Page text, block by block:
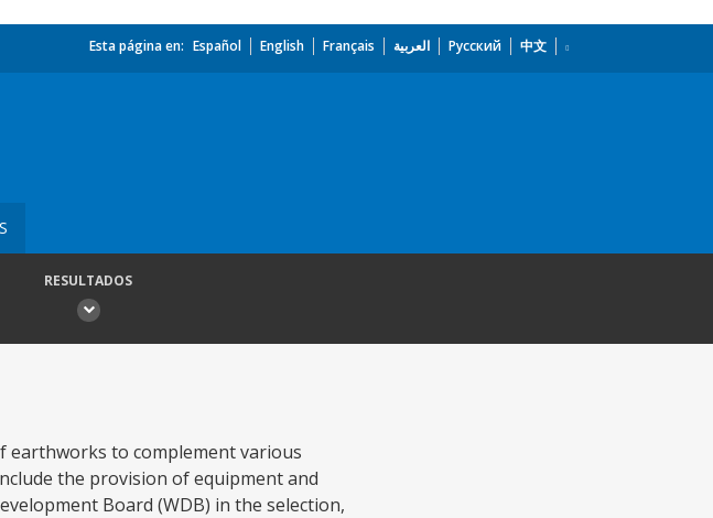
Esta página en: Español English Français العربية Русский 中文
RESULTADOS
earthworks to complement various
the provision of equipment and
Board (WDB) in the selection,